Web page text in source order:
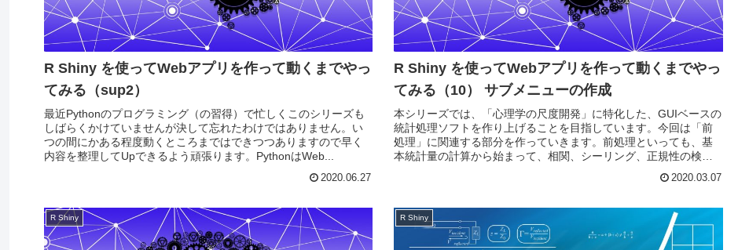
R Shiny を使ってWebアプリを作って動くまでやっ
てみる（sup2）
最近Pythonのプログラミング（の習得）で忙しくこのシリーズも
しばらくかけていませんが決して忘れたわけではありません。い
つの間にかある程度動くところまではできつつありますので早く
内容を整理してUpできるよう頑張ります。PythonはWeb...
2020.06.27
R Shiny を使ってWebアプリを作って動くまでやっ
てみる（10） サブメニューの作成
本シリーズでは、「心理学の尺度開発」に特化した、GUIベースの
統計処理ソフトを作り上げることを目指しています。今回は「前
処理」に関連する部分を作っていきます。前処理といっても、基
本統計量の計算から始まって、相関、シーリング、正規性の検定
2020.03.07
R Shiny R Shiny